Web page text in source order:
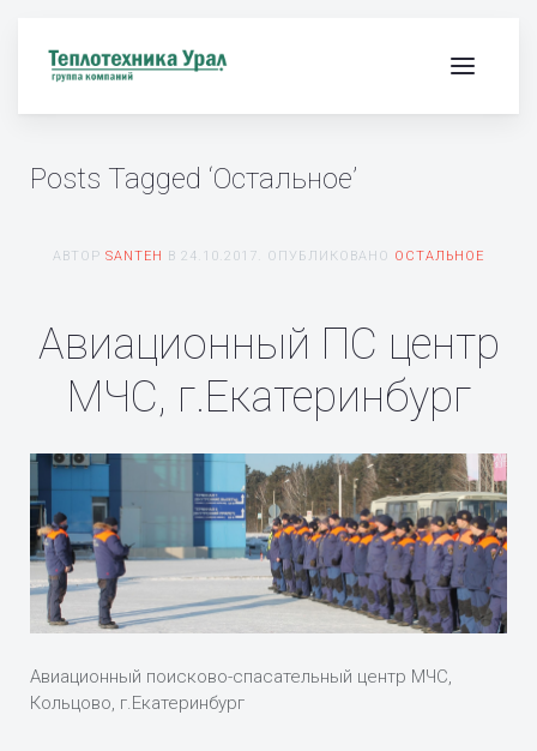
Posts Tagged ‘Остальное’
АВТОР SANTEH В 24.10.2017 . ОПУБЛИКОВАНО ОСТАЛЬНОЕ
Авиационный ПС центр
МЧС, г.Екатеринбург
Авиационный поисково-спасательный центр МЧС,
Кольцово, г.Екатеринбург